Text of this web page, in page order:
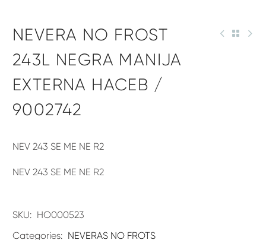
NEVERA NO FROST
243L NEGRA MANIJA
EXTERNA HACEB /
9002742
NEV 243 SE ME NE R2
NEV 243 SE ME NE R2
SKU: HO000523
Categories: NEVERAS NO FROTS